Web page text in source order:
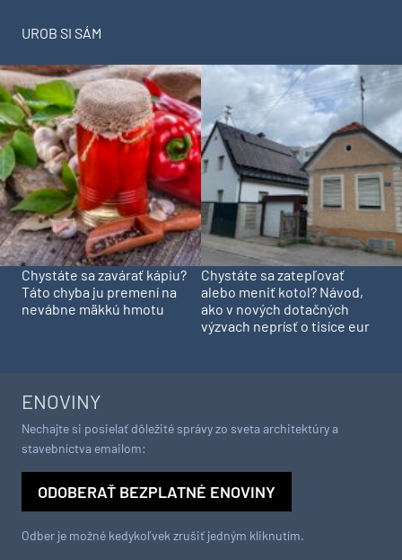
UROB SI SÁM
Chystáte sa zavárať kápiu?
Táto chyba ju premení na
nevábne mäkkú hmotu
Chystáte sa zatepľovať
alebo meniť kotol? Návod,
ako v nových dotačných
výzvach neprísť o tisíce eur
ENOVINY
Nechajte si posielať dôležité správy zo sveta architektúry a
stavebníctva emailom:
ODOBERAŤ BEZPLATNÉ ENOVINY
Odber je možné kedykoľvek zrušiť jedným kliknutím.